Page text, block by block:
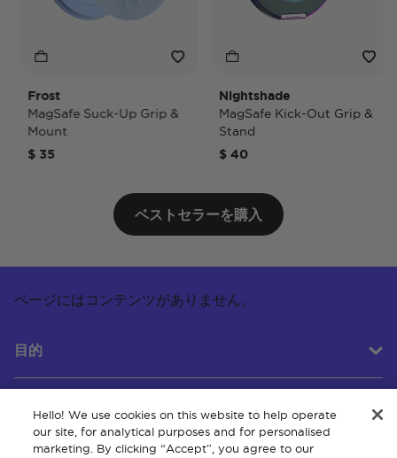
Frost
MagSafe Suck-Up Grip &
Mount
$ 35
Nightshade
MagSafe Kick-Out Grip &
Stand
$ 40
ベストセラーを購入
ページにはコンテンツがありません。
目的
カスタマーサービス
Hello! We use cookies on this website to help operate
our site, for analytical purposes and for personalised
marketing. By clicking “Accept”, you agree to our